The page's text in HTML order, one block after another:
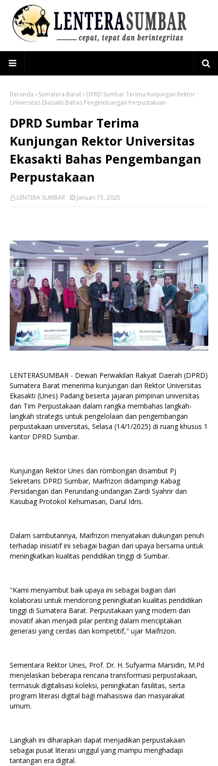
Beranda Sumatera Barat
DPRD Sumbar Terima Kunjungan Rektor
Universitas Ekasakti Bahas Pengembangan Perpustakaan
DPRD Sumbar Terima
Kunjungan Rektor Universitas
Ekasakti Bahas Pengembangan
Perpustakaan
LENTERA SUMBAR Januari 15, 2025
LENTERASUMBAR - Dewan Perwakilan Rakyat Daerah (DPRD)
Sumatera Barat menerima kunjungan dari Rektor Universitas
Ekasakti (Unes) Padang beserta jajaran pimpinan universitas
dan Tim Perpustakaan dalam rangka membahas langkah-
langkah strategis untuk pengelolaan dan pengembangan
perpustakaan universitas, Selasa (14/1/2025) di ruang khusus 1
kantor DPRD Sumbar.
Kunjungan Rektor Unes dan rombongan disambut Pj
Sekretaris DPRD Sumbar, Maifrizon didampingi Kabag
Persidangan dan Perundang-undangan Zardi Syahrir dan
Kasubag Protokol Kehumasan, Darul Idris.
Dalam sambutannya, Maifrizon menyatakan dukungan penuh
terhadap inisiatif ini sebagai bagian dari upaya bersama untuk
meningkatkan kualitas pendidikan tinggi di Sumbar.
"Kami menyambut baik upaya ini sebagai bagian dari
kolaborasi untuk mendorong peningkatan kualitas pendidikan
tinggi di Sumatera Barat. Perpustakaan yang modern dan
inovatif akan menjadi pilar penting dalam menciptakan
generasi yang cerdas dan kompetitif," ujar Maifrizon.
Sementara Rektor Unes, Prof. Dr. H. Sufyarma Marsidin, M.Pd
menjelaskan beberapa rencana transformasi perpustakaan,
termasuk digitalisasi koleksi, peningkatan fasilitas, serta
program literasi digital bagi mahasiswa dan masyarakat
umum.
Langkah ini diharapkan dapat menjadikan perpustakaan
sebagai pusat literasi unggul yang mampu menghadapi
tantangan era digital.